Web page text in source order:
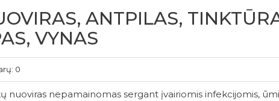
ANTPILAS,
VYNAS
0
nuoviras nepamainomas sergant įvairiomis infekcijomis,